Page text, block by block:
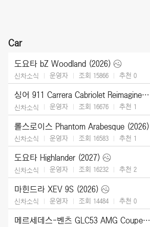
Car
도요타 bZ Woodland (2026)
신차소식 운영자 조회 15866 추천 0
싱어 911 Carrera Cabriolet Reimagined Type 964 (2026)
신차소식 운영자 조회 16676 추천 1
롤스로이스 Phantom Arabesque (2026)
신차소식 운영자 조회 16583 추천 1
도요타 Highlander (2027)
신차소식 운영자 조회 16232 추천 2
마힌드라 XEV 9S (2026)
신차소식 운영자 조회 14484 추천 0
메르세데스-벤츠 GLC53 AMG Coupe (2027)